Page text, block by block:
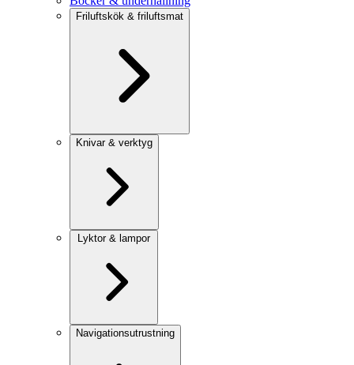
Friluftskök & friluftsmat
Knivar & verktyg
Lyktor & lampor
Navigationsutrustning